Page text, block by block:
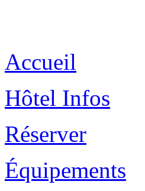
Accueil
Hôtel Infos
Réserver
Équipements